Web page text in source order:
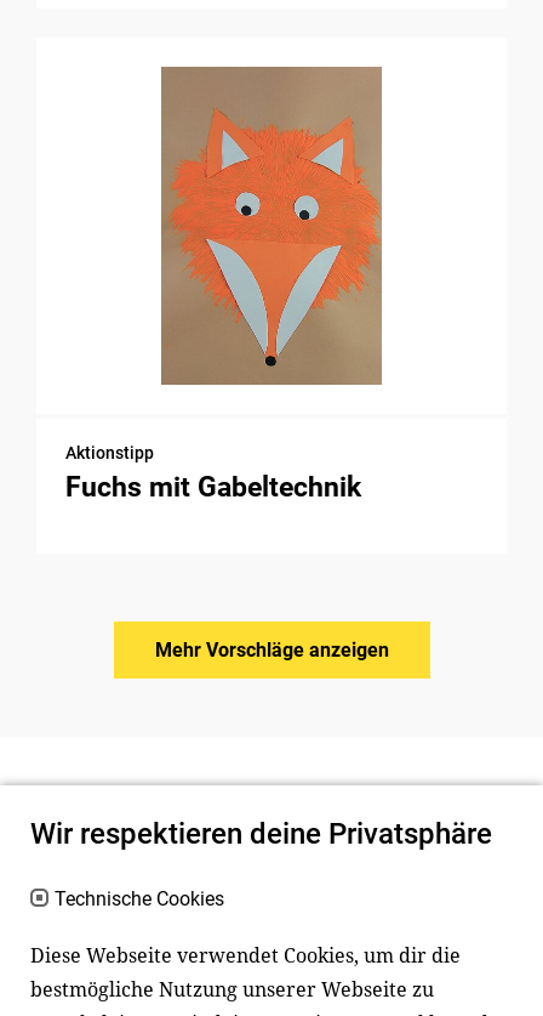
Aktionstipp
Fuchs mit Gabeltechnik
Mehr Vorschläge anzeigen
Newsletter
Wir respektieren deine Privatsphäre
Technische Cookies
Diese Webseite verwendet Cookies, um dir die
bestmögliche Nutzung unserer Webseite zu